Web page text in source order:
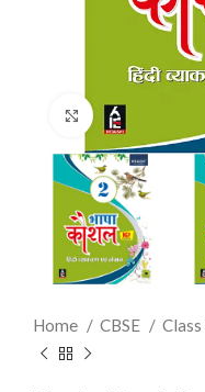
Click to enlarge
Home CBSE Class